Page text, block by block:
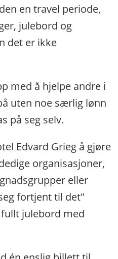
en travel periode,
julebord og
det er ikke
med å hjelpe andre i
uten noe særlig lønn
på seg selv.
Edvard Grieg å gjøre
organisasjoner,
eller
fortjent til det"
julebord med